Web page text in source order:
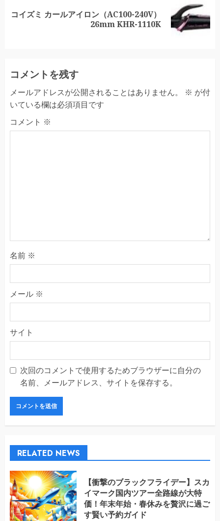
Next
コイズミ カールアイロン（AC100-240V）
26mm KHR-1110K
コメントを残す
メールアドレスが公開されることはありません。 ※ が付
いている欄は必須項目です
コメント ※
名前 ※
メール ※
サイト
次回のコメントで使用するためブラウザーに自分の
名前、メールアドレス、サイトを保存する。
RELATED NEWS
【衝撃のブラックフライデー】スカ
イマーク国内ツアー全路線が大特
価！年末年始・春休みを贅沢に過ご
す賢い予約ガイド